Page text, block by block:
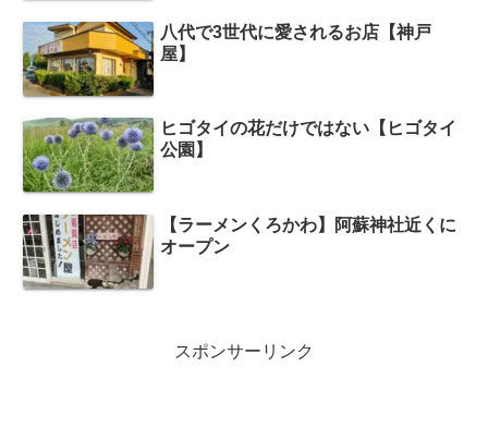
八代で3世代に愛されるお店【神戸
屋】
ヒゴタイの花だけではない【ヒゴタイ
公園】
【ラーメンくろかわ】阿蘇神社近くに
オープン
スポンサーリンク